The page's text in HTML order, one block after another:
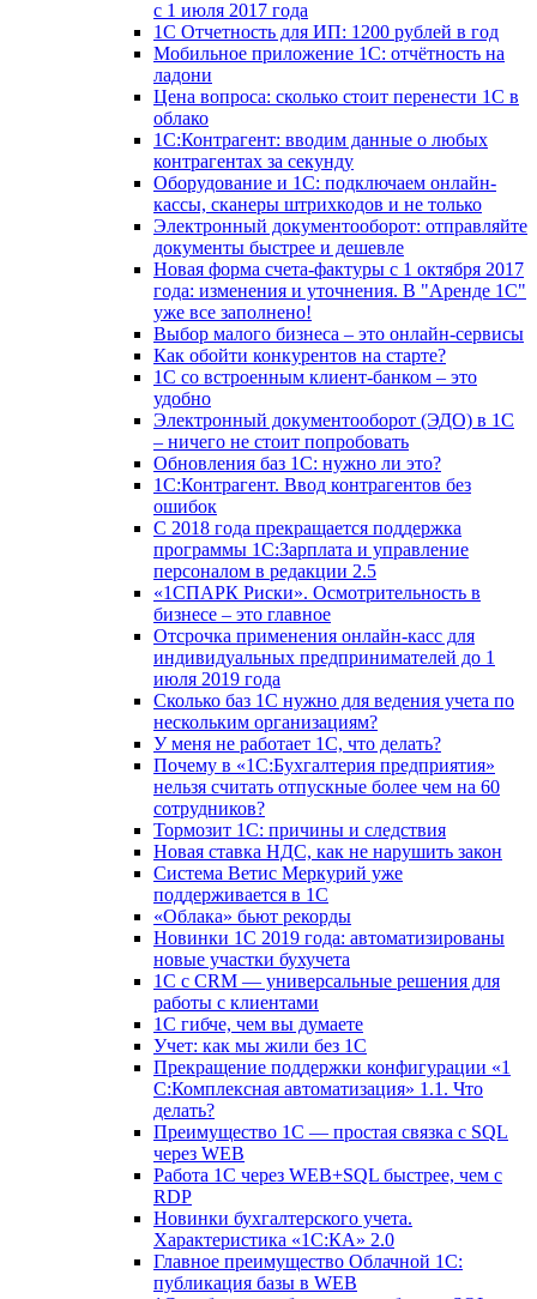
с 1 июля 2017 года
1С Отчетность для ИП: 1200 рублей в год
Мобильное приложение 1С: отчётность на
ладони
Цена вопроса: сколько стоит перенести 1С в
облако
1С:Контрагент: вводим данные о любых
контрагентах за секунду
Оборудование и 1С: подключаем онлайн-
кассы, сканеры штрихкодов и не только
Электронный документооборот: отправляйте
документы быстрее и дешевле
Новая форма счета-фактуры с 1 октября 2017
года: изменения и уточнения. В "Аренде 1С"
уже все заполнено!
Выбор малого бизнеса – это онлайн-сервисы
Как обойти конкурентов на старте?
1C со встроенным клиент-банком – это
удобно
Электронный документооборот (ЭДО) в 1С
– ничего не стоит попробовать
Обновления баз 1С: нужно ли это?
1С:Контрагент. Ввод контрагентов без
ошибок
С 2018 года прекращается поддержка
программы 1С:Зарплата и управление
персоналом в редакции 2.5
«1СПАРК Риски». Осмотрительность в
бизнесе – это главное
Отсрочка применения онлайн-касс для
индивидуальных предпринимателей до 1
июля 2019 года
Сколько баз 1C нужно для ведения учета по
нескольким организациям?
У меня не работает 1С, что делать?
Почему в «1С:Бухгалтерия предприятия»
нельзя считать отпускные более чем на 60
сотрудников?
Тормозит 1C: причины и следствия
Новая ставка НДС, как не нарушить закон
Система Ветис Меркурий уже
поддерживается в 1С
«Облака» бьют рекорды
Новинки 1С 2019 года: автоматизированы
новые участки бухучета
1С с CRM — универсальные решения для
работы с клиентами
1С гибче, чем вы думаете
Учет: как мы жили без 1С
Прекращение поддержки конфигурации «1
С:Комплексная автоматизация» 1.1. Что
делать?
Преимущество 1С — простая связка с SQL
через WEB
Работа 1С через WEB+SQL быстрее, чем с
RDP
Новинки бухгалтерского учета.
Характеристика «1С:КА» 2.0
Главное преимущество Облачной 1С:
публикация базы в WEB